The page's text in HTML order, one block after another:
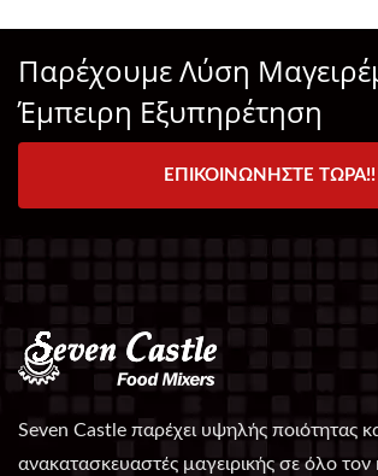
Παρέχουμε Λύση
Έμπειρη Εξυπηρέτηση
ΕΠΙΚΟΙΝΩΝΉΣΤΕ ΤΏΡΑ!!
Seven Castle παρέχει υψηλής ποιότητας
ανακατασκευαστές μαγειρικής σε όλο